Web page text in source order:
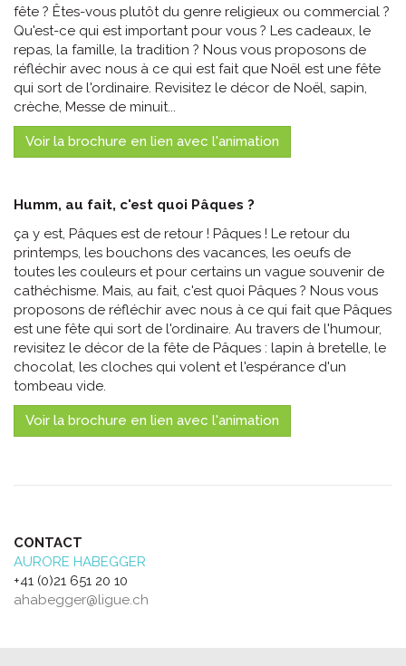
fête ? Êtes-vous plutôt du genre religieux ou commercial ?
Qu'est-ce qui est important pour vous ? Les cadeaux, le
repas, la famille, la tradition ? Nous vous proposons de
réfléchir avec nous à ce qui est fait que Noël est une fête
qui sort de l'ordinaire. Revisitez le décor de Noël, sapin,
crèche, Messe de minuit...
Voir la brochure en lien avec l'animation
Humm, au fait, c'est quoi Pâques ?
ça y est, Pâques est de retour ! Pâques ! Le retour du
printemps, les bouchons des vacances, les oeufs de
toutes les couleurs et pour certains un vague souvenir de
cathéchisme. Mais, au fait, c'est quoi Pâques ? Nous vous
proposons de réfléchir avec nous à ce qui fait que Pâques
est une fête qui sort de l'ordinaire. Au travers de l'humour,
revisitez le décor de la fête de Pâques : lapin à bretelle, le
chocolat, les cloches qui volent et l'espérance d'un
tombeau vide.
Voir la brochure en lien avec l'animation
CONTACT
AURORE HABEGGER
+41 (0)21 651 20 10
ahabegger@ligue.ch